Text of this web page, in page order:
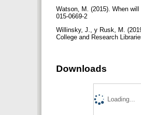
Watson, M. (2015). When will
015-0669-2
Willinsky, J., y Rusk, M.
College and Research
Downloads
Loading...